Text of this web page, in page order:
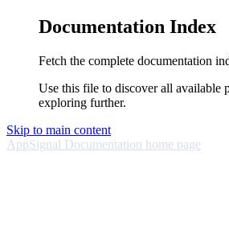
Documentation Index
Fetch the complete documentation
Use this file to discover all available
exploring further.
Skip to main content
AppSignal Documentation home page